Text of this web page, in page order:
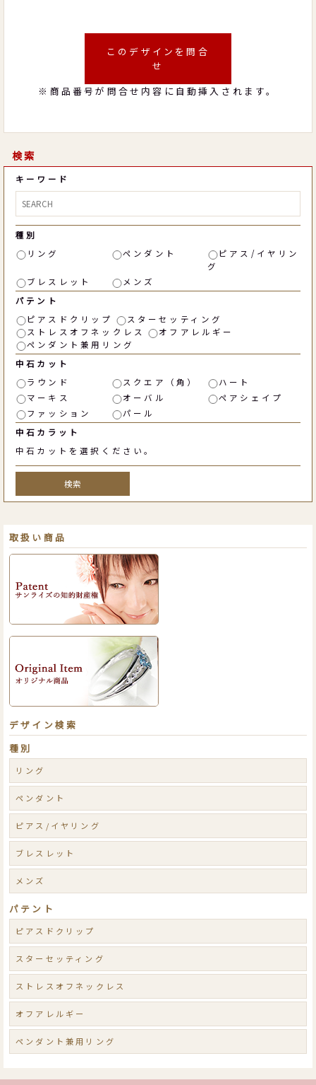
このデザインを問合
せ
※商品番号が問合せ内容に自動挿入されます。
検索
キーワード
種別
リング
ペンダント
ピアス/イヤリン
グ
ブレスレット
メンズ
パテント
ピアスドクリップ
スターセッティング
ストレスオフネックレス
オフアレルギー
ペンダント兼用リング
中石カット
ラウンド
スクエア（角）
ハート
マーキス
オーバル
ペアシェイプ
ファッション
パール
中石カラット
中石カットを選択ください。
検索
取扱い商品
デザイン検索
種別
リング
ペンダント
ピアス/イヤリング
ブレスレット
メンズ
パテント
ピアスドクリップ
スターセッティング
ストレスオフネックレス
オフアレルギー
ペンダント兼用リング